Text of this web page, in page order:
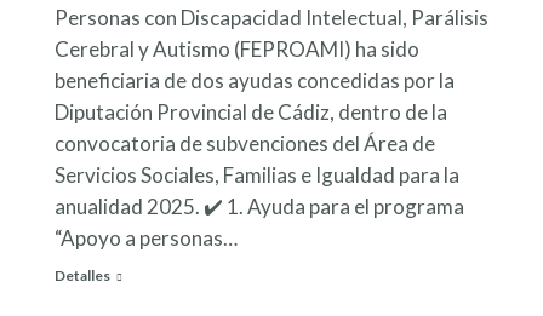
Personas con Discapacidad Intelectual, Parálisis
Cerebral y Autismo (FEPROAMI) ha sido
beneficiaria de dos ayudas concedidas por la
Diputación Provincial de Cádiz, dentro de la
convocatoria de subvenciones del Área de
Servicios Sociales, Familias e Igualdad para la
anualidad 2025. ✔️ 1. Ayuda para el programa
“Apoyo a personas…
Detalles